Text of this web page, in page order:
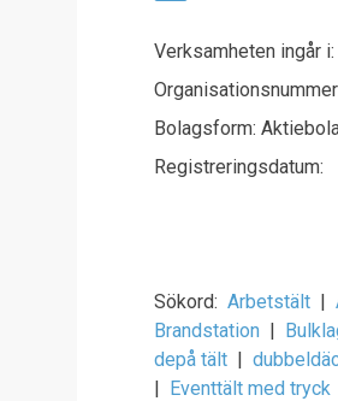
Verksamheten ingår
Bolagsform:
Registreringsdatum:
Sökord: Arbetstält |
Brandstation |
depå tält |
| Eventtält med tryck